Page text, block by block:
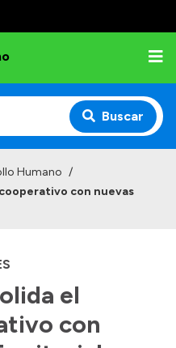
Buscar
Humano /
con nuevas
el
con